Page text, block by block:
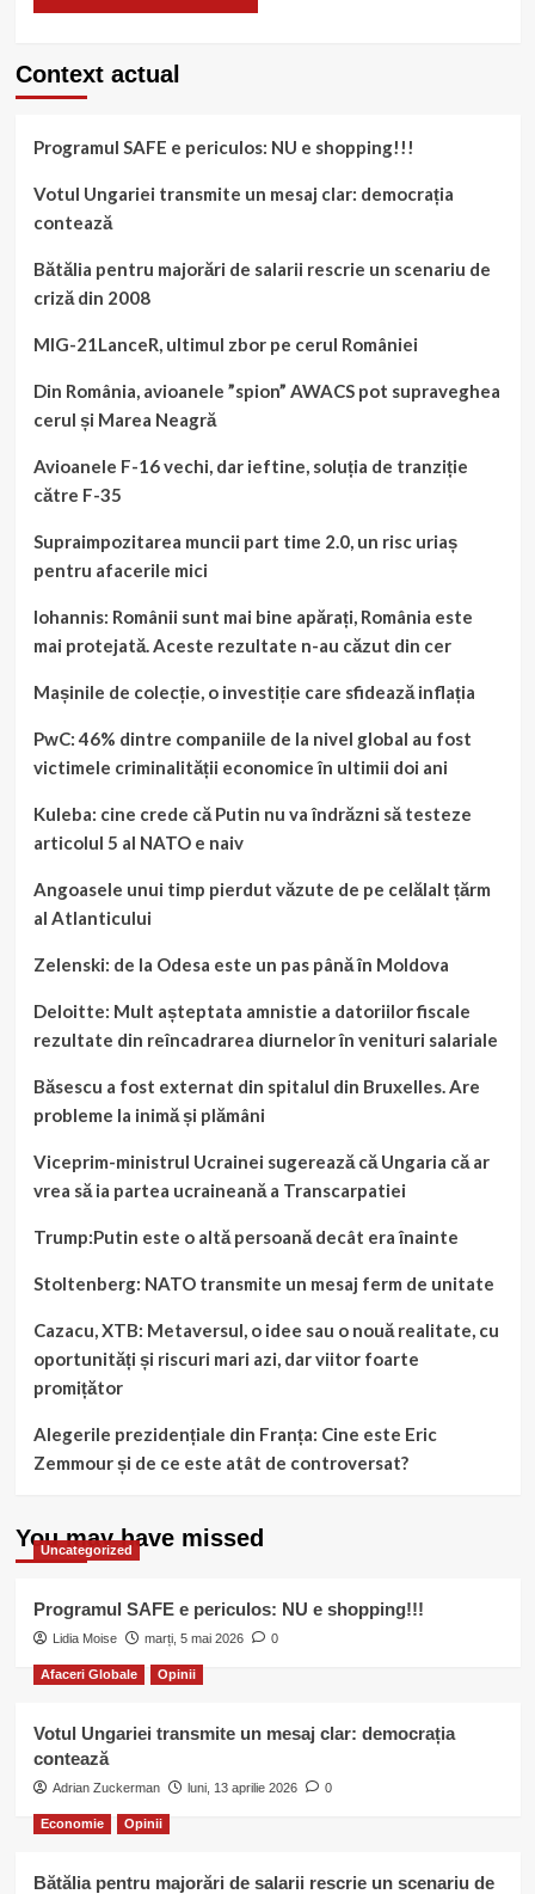
Context actual
Programul SAFE e periculos: NU e shopping!!!
Votul Ungariei transmite un mesaj clar: democrația
contează
Bătălia pentru majorări de salarii rescrie un scenariu de
criză din 2008
MIG-21LanceR, ultimul zbor pe cerul României
Din România, avioanele ”spion” AWACS pot supraveghea
cerul și Marea Neagră
Avioanele F-16 vechi, dar ieftine, soluția de tranziție
către F-35
Supraimpozitarea muncii part time 2.0, un risc uriaș
pentru afacerile mici
Iohannis: Românii sunt mai bine apărați, România este
mai protejată. Aceste rezultate n-au căzut din cer
Mașinile de colecție, o investiție care sfidează inflația
PwC: 46% dintre companiile de la nivel global au fost
victimele criminalității economice în ultimii doi ani
Kuleba: cine crede că Putin nu va îndrăzni să testeze
articolul 5 al NATO e naiv
Angoasele unui timp pierdut văzute de pe celălalt țărm
al Atlanticului
Zelenski: de la Odesa este un pas până în Moldova
Deloitte: Mult așteptata amnistie a datoriilor fiscale
rezultate din reîncadrarea diurnelor în venituri salariale
Băsescu a fost externat din spitalul din Bruxelles. Are
probleme la inimă și plămâni
Viceprim-ministrul Ucrainei sugerează că Ungaria că ar
vrea să ia partea ucraineană a Transcarpatiei
Trump:Putin este o altă persoană decât era înainte
Stoltenberg: NATO transmite un mesaj ferm de unitate
Cazacu, XTB: Metaversul, o idee sau o nouă realitate, cu
oportunități și riscuri mari azi, dar viitor foarte
promițător
Alegerile prezidențiale din Franța: Cine este Eric
Zemmour și de ce este atât de controversat?
You may have missed
Uncategorized
Programul SAFE e periculos: NU e shopping!!!
Lidia Moise marți, 5 mai 2026 0
Afaceri Globale Opinii
Votul Ungariei transmite un mesaj clar: democrația
contează
Adrian Zuckerman luni, 13 aprilie 2026 0
Economie Opinii
Bătălia pentru majorări de salarii rescrie un scenariu de